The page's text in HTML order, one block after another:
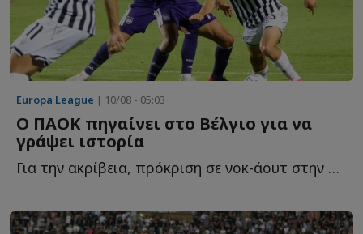
Europa League | 10/08 - 05:03
Ο ΠΑΟΚ πηγαίνει στο Βέλγιο για να
γράψει ιστορία
Για την ακρίβεια, πρόκριση σε νοκ-άουτ στην Ευρώπη, μ...